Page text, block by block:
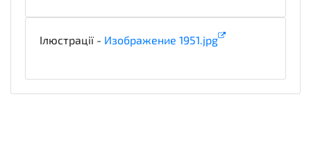
Ілюстрації - Изображение 1951.jpg